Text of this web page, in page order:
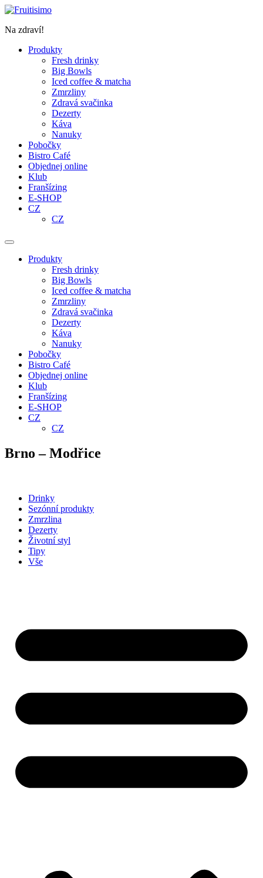
Přejít
obsahu
Na zdraví!
Produkty
Fresh drinky
Big Bowls
Iced coffee & matcha
Zmrzliny
Zdravá svačinka
Dezerty
Káva
Nanuky
Pobočky
Bistro Café
Objednej online
Klub
Franšízing
E-SHOP
CZ
CZ
Produkty
Fresh drinky
Big Bowls
Iced coffee & matcha
Zmrzliny
Zdravá svačinka
Dezerty
Káva
Nanuky
Pobočky
Bistro Café
Objednej online
Klub
Franšízing
E-SHOP
CZ
CZ
Brno – Modřice
Drinky
Sezónní produkty
Zmrzlina
Dezerty
Životní styl
Tipy
Vše